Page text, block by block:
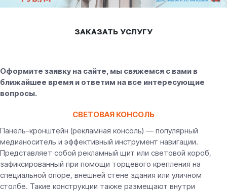
ЗАКАЗАТЬ УСЛУГУ
Оформите заявку на сайте, мы свяжемся с вами в
ближайшее время и ответим на все интересующие
вопросы.
СВЕТОВАЯ КОНСОЛЬ
Панель-кронштейн (рекламная консоль) — популярный
медианоситель и эффективный инструмент навигации.
Представляет собой рекламный щит или световой короб,
зафиксированный при помощи торцевого крепления на
специальной опоре, внешней стене здания или уличном
столбе. Такие конструкции также размещают внутри